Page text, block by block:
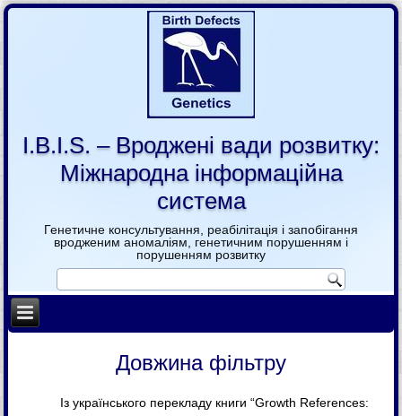
I.B.I.S. – Вроджені вади розвитку:
Міжнародна інформаційна
система
Генетичне консультування, реабілітація і запобігання
вродженим аномаліям, генетичним порушенням і
порушенням розвитку
Довжина фільтру
Із українського перекладу книги “Growth References: